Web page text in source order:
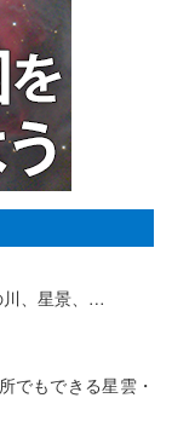
川、星景、…
でもできる星雲・